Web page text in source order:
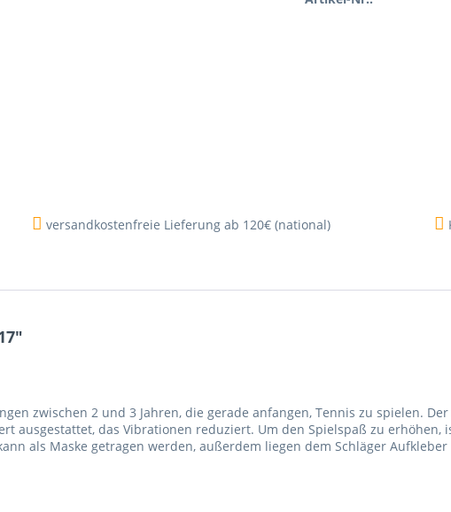
versandkostenfreie Lieferung ab 120€ (national)
zwischen 2 und 3 Jahren, die gerade anfangen, Tennis zu spielen.
ausgestattet, das Vibrationen reduziert. Um den Spielspaß zu erhöhen,
als Maske getragen werden, außerdem liegen dem Schläger Aufkleber